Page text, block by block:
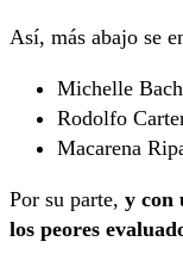
Así, más abajo se
Michelle
Rodolfo
Macarena
Por su parte, y con
los peores